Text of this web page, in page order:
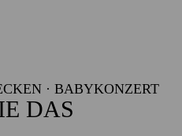
· BABYKONZERT
DAS